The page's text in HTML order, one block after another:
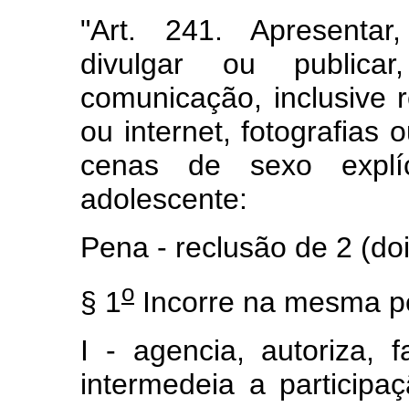
"Art. 241.
divulgar ou
comunicação, inclusive
ou internet, fotografias
cenas de sexo
adolescente:
Pena - reclusão de 2
§ 1o Incorre na mesma
I - agencia, autoriza,
intermedeia a